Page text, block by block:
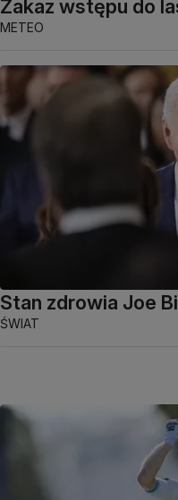
Zakaz wstępu do
METEO
Stan zdrowia Joe
ŚWIAT